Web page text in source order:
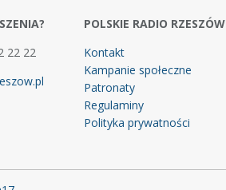
22 22
POLSKIE RADIO RZESZÓW
Kontakt
Kampanie społeczne
Patronaty
Regulaminy
Polityka prywatności